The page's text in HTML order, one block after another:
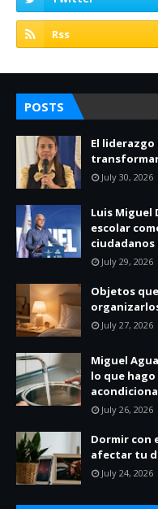
POSTS
El
July 30, 2026
Luis Miguel
escolar
July 29, 2026
Objetos
July 27, 2026
Miguel
lo que
July 26, 2026
Dormir con
afectar tu
July 24, 2026